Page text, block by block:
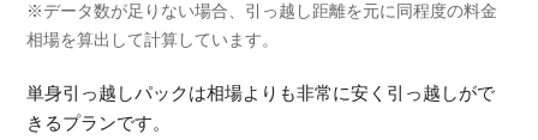
※データ数が足りない場合、引っ越し距離を元に同程度の料金
相場を算出して計算しています。
単身引っ越しパックは相場よりも非常に安く引っ越しがで
きるプランです。